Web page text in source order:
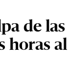
de las
horas al